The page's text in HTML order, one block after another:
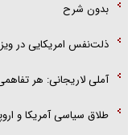
بدون شرح
ذلت‌نفس امریکایی در
آملی لاریجانی: هر
طلاق سیاسی آمریکا و